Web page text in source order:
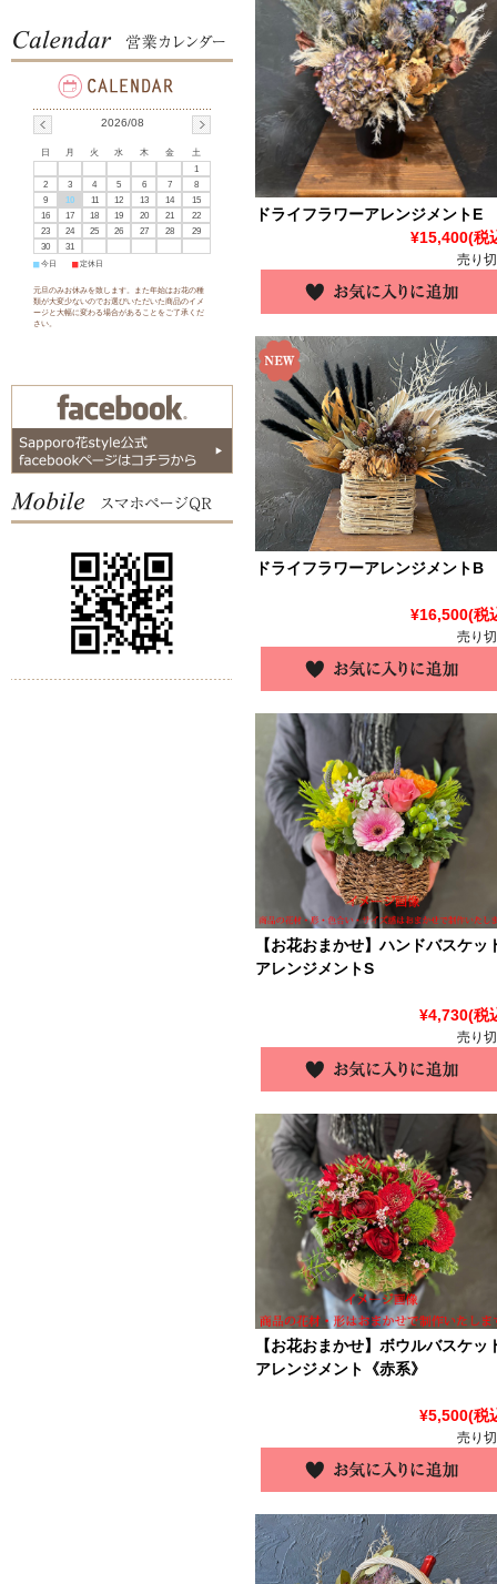
ドライフラワーアレンジメントE
¥15,400(税
売り
ドライフラワーアレンジメントB
¥16,500(税
売り
【お花おまかせ】ハンドバスケッ
アレンジメントS
¥4,730(税
売り
【お花おまかせ】ボウルバスケッ
アレンジメント《赤系》
¥5,500(税
売り
2026/08
日 月 火 水 木 金
土
1
2
3 4 5 6 7
8
9
10 11 12 13 14
15
16
17 18 19 20 21
22
23
24 25 26 27 28
29
30
31
■ 今日 ■ 定休日
元旦のみお休みを致します。また年始はお花の種
類が大変少ないのでお選びいただいた商品のイメ
ージと大幅に変わる場合があることをご了承くだ
さい。